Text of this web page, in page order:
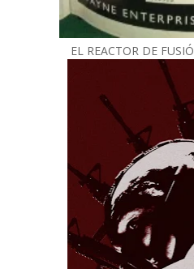
EL REACTOR DE